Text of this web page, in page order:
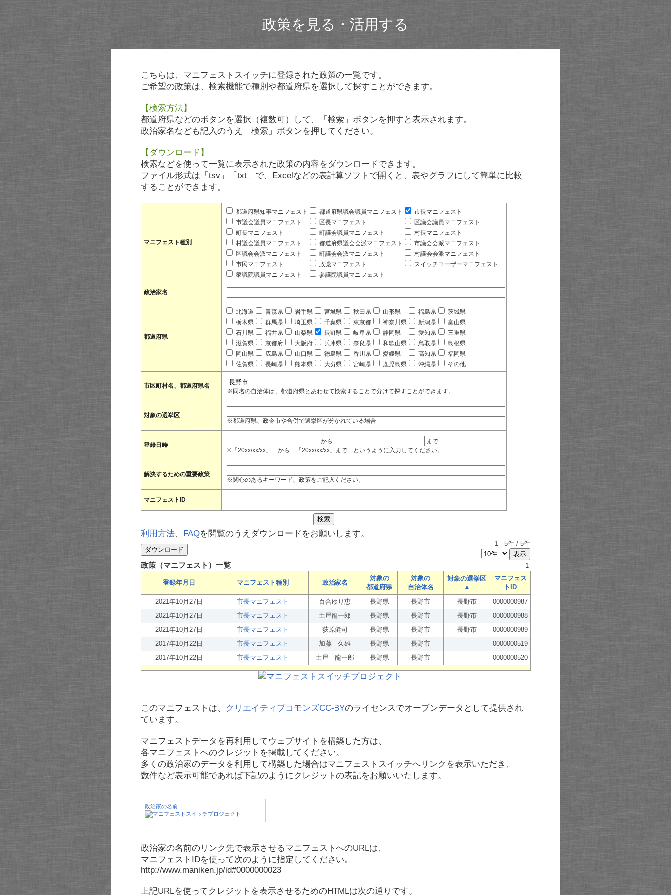
政策を見る・活用する
こちらは、マニフェストスイッチに登録された政策の一覧です。
ご希望の政策は、検索機能で種別や都道府県を選択して探すことができます。
【検索方法】
都道府県などのボタンを選択（複数可）して、「検索」ボタンを押すと表示されます。
政治家名なども記入のうえ「検索」ボタンを押してください。
【ダウンロード】
検索などを使って一覧に表示された政策の内容をダウンロードできます。
ファイル形式は「tsv」「txt」で、Excelなどの表計算ソフトで開くと、表やグラフにして簡単に比較
することができます。
マニフェスト種別
都道府県知事マニフェスト 都道府県議会議員マニフェスト
市長マニフェスト
市議会議員マニフェスト
区長マニフェスト
区議会議員マニフェスト
町長マニフェスト
町議会議員マニフェスト
村長マニフェスト
村議会議員マニフェスト
都道府県議会会派マニフェスト
市議会会派マニフェスト
区議会会派マニフェスト
町議会会派マニフェスト
村議会会派マニフェスト
市民マニフェスト
政党マニフェスト
スイッチユーザーマニフェスト
衆議院議員マニフェスト
参議院議員マニフェスト
政治家名
都道府県
北海道 青森県 岩手県 宮城県 秋田県 山形県 福島県
茨城県
栃木県
群馬県 埼玉県 千葉県 東京都 神奈川県 新潟県
富山県
石川県
福井県 山梨県 長野県 岐阜県 静岡県 愛知県
三重県
滋賀県
京都府 大阪府 兵庫県 奈良県 和歌山県 鳥取県
島根県
岡山県
広島県 山口県 徳島県 香川県 愛媛県 高知県
福岡県
佐賀県
長崎県 熊本県 大分県 宮崎県 鹿児島県 沖縄県 その他
市区町村名、都道府県名
※同名の自治体は、都道府県とあわせて検索することで分けて探すことができます。
対象の選挙区
※都道府県、政令市や合併で選挙区が分かれている場合
登録日時
から
まで
※「20xx/xx/xx」 から 「20xx/xx/xx」まで というように入力してください。
解決するための重要政策
※関心のあるキーワード、政策をご記入ください。
マニフェストID
利用方法、 FAQを閲覧のうえダウンロードをお願いします。
1 - 5件 / 5件
政策（マニフェスト）一覧 1
登録年月日 マニフェスト種別 政治家名
対象の
都道府県
対象の
自治体名
対象の選挙区
▲
マニフェス
トID
2021年10月27日
市長マニフェスト 百合ゆり恵 長野県 長野市 長野市
0000000987
2021年10月27日
市長マニフェスト 土屋龍一郎 長野県 長野市 長野市
0000000988
2021年10月27日
市長マニフェスト 荻原健司 長野県 長野市 長野市
0000000989
2017年10月22日
市長マニフェスト 加藤 久雄 長野県 長野市
0000000519
2017年10月22日
市長マニフェスト 土屋 龍一郎 長野県 長野市 0000000520
このマニフェストは、 クリエイティブコモンズCC-BYのライセンスでオープンデータとして提供され
ています。
マニフェストデータを再利用してウェブサイトを構築した方は、
各マニフェストへのクレジットを掲載してください。
多くの政治家のデータを利用して構築した場合はマニフェストスイッチへリンクを表示いただき、
数件など表示可能であれば下記のようにクレジットの表記をお願いいたします。
政治家の名前
政治家の名前のリンク先で表示させるマニフェストへのURLは、
マニフェストIDを使って次のように指定してください。
http://www.maniken.jp/id#0000000023
上記URLを使ってクレジットを表示させるためのHTMLは次の通りです。